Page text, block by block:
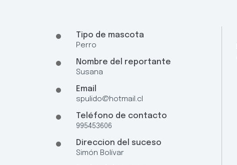
Tipo de mascota
Perro
Nombre del reportante
Susana
Email
spulido@hotmail.cl
Teléfono de contacto
995453606
Direccion del suceso
Simón Bolívar